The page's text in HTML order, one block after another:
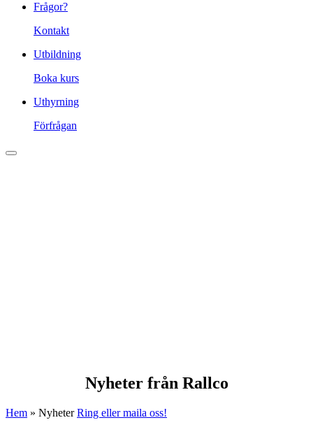
Frågor?
Kontakt
Utbildning
Boka kurs
Uthyrning
Förfrågan
Nyheter från Rallco
Hem » Nyheter Ring eller maila oss!